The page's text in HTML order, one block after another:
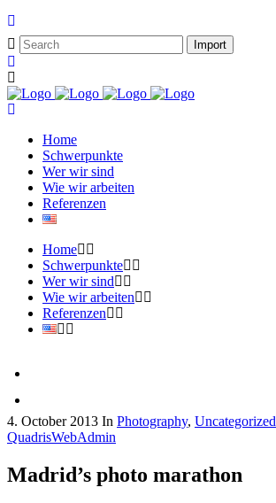
Home
Schwerpunkte
Wer wir sind
Wie wir arbeiten
Referenzen
Home
Schwerpunkte
Wer wir sind
Wie wir arbeiten
Referenzen
4. October 2013 In Photography, Uncategorized
QuadrisWebAdmin
Madrid’s photo marathon